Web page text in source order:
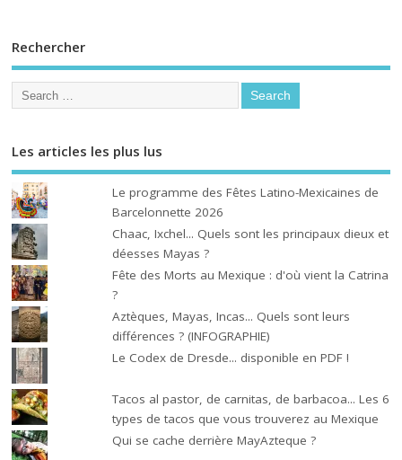
Rechercher
Les articles les plus lus
Le programme des Fêtes Latino-Mexicaines de
Barcelonnette 2026
Chaac, Ixchel... Quels sont les principaux dieux et
déesses Mayas ?
Fête des Morts au Mexique : d'où vient la Catrina
?
Aztèques, Mayas, Incas... Quels sont leurs
différences ? (INFOGRAPHIE)
Le Codex de Dresde... disponible en PDF !
Tacos al pastor, de carnitas, de barbacoa... Les 6
types de tacos que vous trouverez au Mexique
Qui se cache derrière MayAzteque ?